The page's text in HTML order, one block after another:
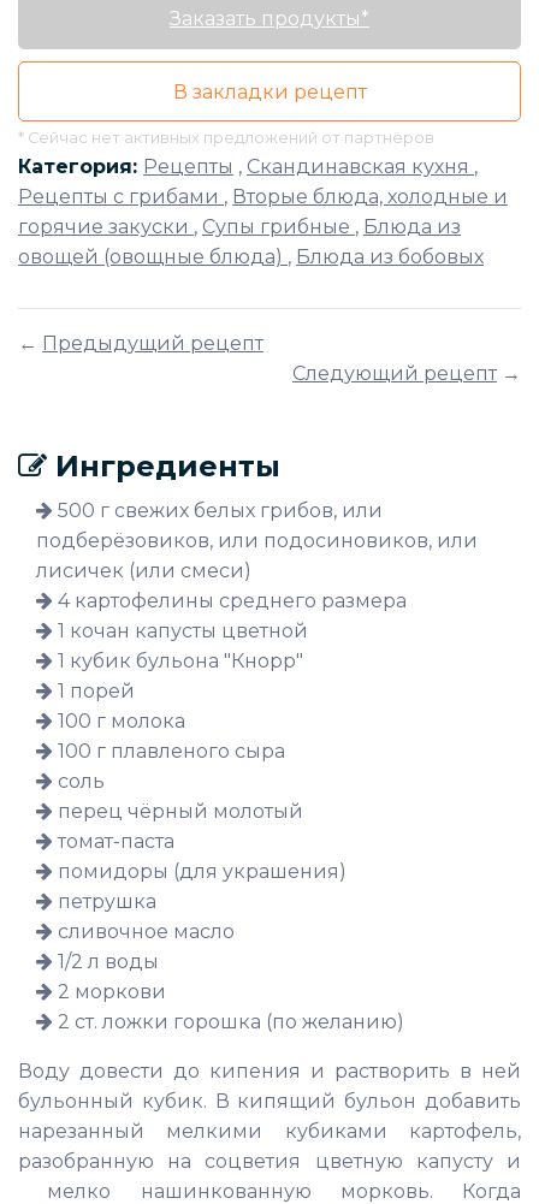
Заказать продукты*
В закладки рецепт
* Сейчас нет активных предложений от партнёров
Категория: Рецепты , Скандинавская кухня ,
Рецепты с грибами , Вторые блюда, холодные и
горячие закуски , Супы грибные , Блюда из
овощей (овощные блюда) , Блюда из бобовых
← Предыдущий рецепт
Следующий рецепт→
Ингредиенты
500 г свежих белых грибов, или
подберёзовиков, или подосиновиков, или
лисичек (или смеси)
4 картофелины среднего размера
1 кочан капусты цветной
1 кубик бульона "Кнорр"
1 порей
100 г молока
100 г плавленого сыра
соль
перец чёрный молотый
томат-паста
помидоры (для украшения)
петрушка
сливочное масло
1/2 л воды
2 моркови
2 ст. ложки горошка (по желанию)
Воду довести до кипения и растворить в ней
бульонный кубик. В кипящий бульон добавить
нарезанный мелкими кубиками картофель,
разобранную на соцветия цветную капусту и
мелко нашинкованную морковь. Когда